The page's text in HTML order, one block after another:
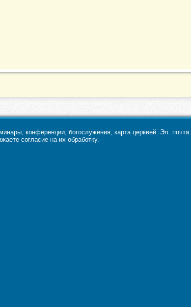
конференции, богослужения, карта церквей. Эл. почта:
согласие на их обработку.